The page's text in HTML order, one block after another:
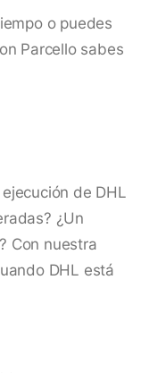
o puedes
Parcello sabes
de DHL
¿Un
Con nuestra
DHL está